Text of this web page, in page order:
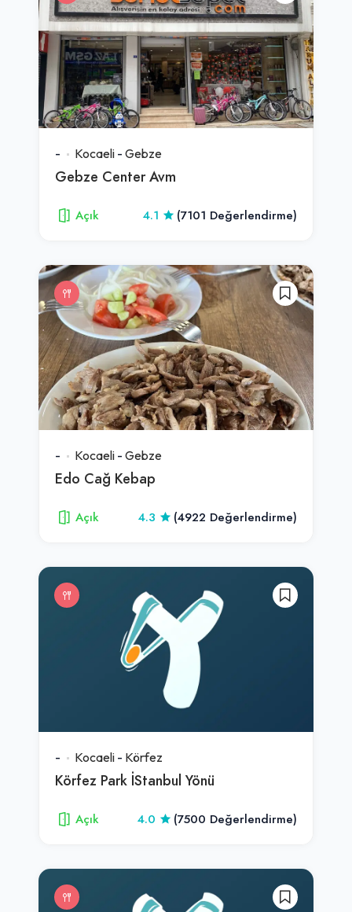
- Kocaeli - Gebze
Gebze Center Avm
Açık 4.1 (7101 Değerlendirme)
- Kocaeli - Gebze
Edo Cağ Kebap
Açık 4.3 (4922 Değerlendirme)
- Kocaeli - Körfez
Körfez Park İStanbul Yönü
Açık 4.0 (7500 Değerlendirme)